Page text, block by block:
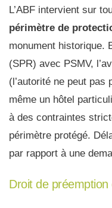
L’ABF intervient sur
périmètre de
monument historique.
(SPR) avec PSMV,
(l’autorité ne peut
même un hôtel
à des contraintes
périmètre protégé.
par rapport à une
Droit de préemption